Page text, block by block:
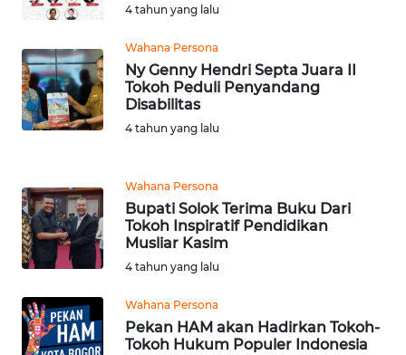
4 tahun yang lalu
Wahana Persona
Ny Genny Hendri Septa Juara II
Tokoh Peduli Penyandang
Disabilitas
4 tahun yang lalu
Wahana Persona
Bupati Solok Terima Buku Dari
Tokoh Inspiratif Pendidikan
Musliar Kasim
4 tahun yang lalu
Wahana Persona
Pekan HAM akan Hadirkan Tokoh-
Tokoh Hukum Populer Indonesia
RIAU
WN
SERAMBI
WN
WN
SULTRA
WN
WN
SULTENG